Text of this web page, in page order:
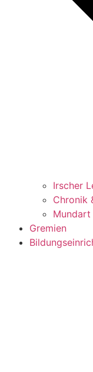
Irscher
Chronik
Mundart
Gremien